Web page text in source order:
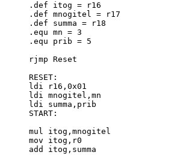
.def itog = r16
.def mnogitel = r17
.def summa = r18
.equ mn = 3
.equ prib = 5
rjmp Reset
RESET:
ldi r16,0x01
ldi mnogitel,mn
ldi summa,prib
START:
mul itog,mnogitel
mov itog,r0
add itog,summa